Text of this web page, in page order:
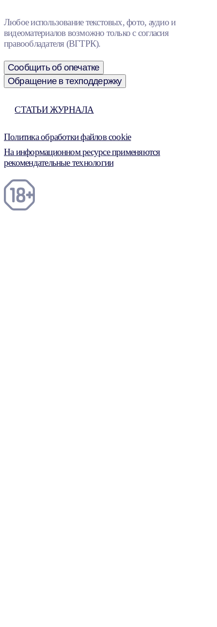
Любое использование текстовых, фото, аудио и
видеоматериалов возможно только с согласия
правообладателя (ВГТРК).
Сообщить об опечатке
Обращение в техподдержку
СТАТЬИ ЖУРНАЛА
Политика обработки файлов cookie
На информационном ресурсе применяются
рекомендательные технологии